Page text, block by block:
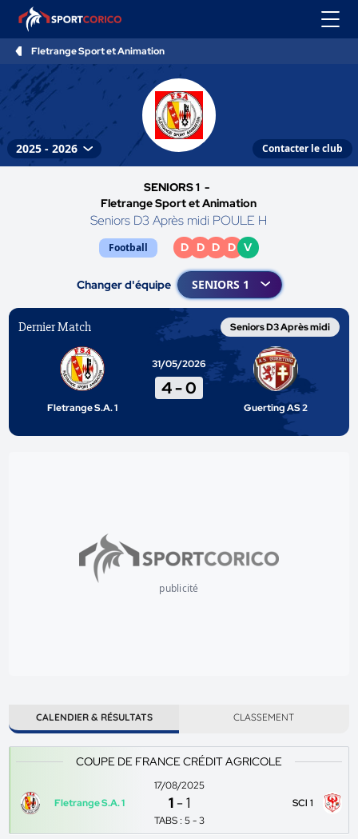
Fletrange Sport et Animation
Contacter le club
SENIORS 1 -
Fletrange Sport et Animation
Seniors D3 Après midi POULE H
Football D D D D V
Changer d'équipe
Dernier Match Seniors D3 Après midi
Fletrange S.A. 1
31/05/2026
4-0
Guerting AS 2
publicité
CALENDIER & RÉSULTATS CLASSEMENT
COUPE DE FRANCE CRÉDIT AGRICOLE
Fletrange S.A. 1
17/08/2025
1 -1
TABS : 5 - 3
SCl 1